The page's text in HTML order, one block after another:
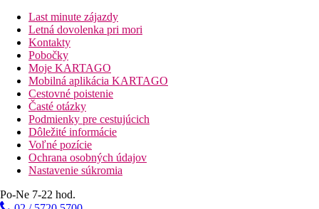
Last minute zájazdy
Letná dovolenka pri mori
Kontakty
Pobočky
Moje KARTAGO
Mobilná aplikácia KARTAGO
Cestovné poistenie
Časté otázky
Podmienky pre cestujúcich
Dôležité informácie
Voľné pozície
Ochrana osobných údajov
Nastavenie súkromia
Po-Ne 7-22 hod.